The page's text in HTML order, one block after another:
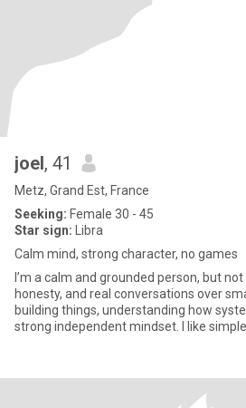
joel, 41
Metz, Grand Est, France
Seeking: Female 30 - 45
Star sign: Libra
Calm mind, strong character, no games
I’m a calm and grounded person, but
honesty, and real conversations over
building things, understanding how
strong independent